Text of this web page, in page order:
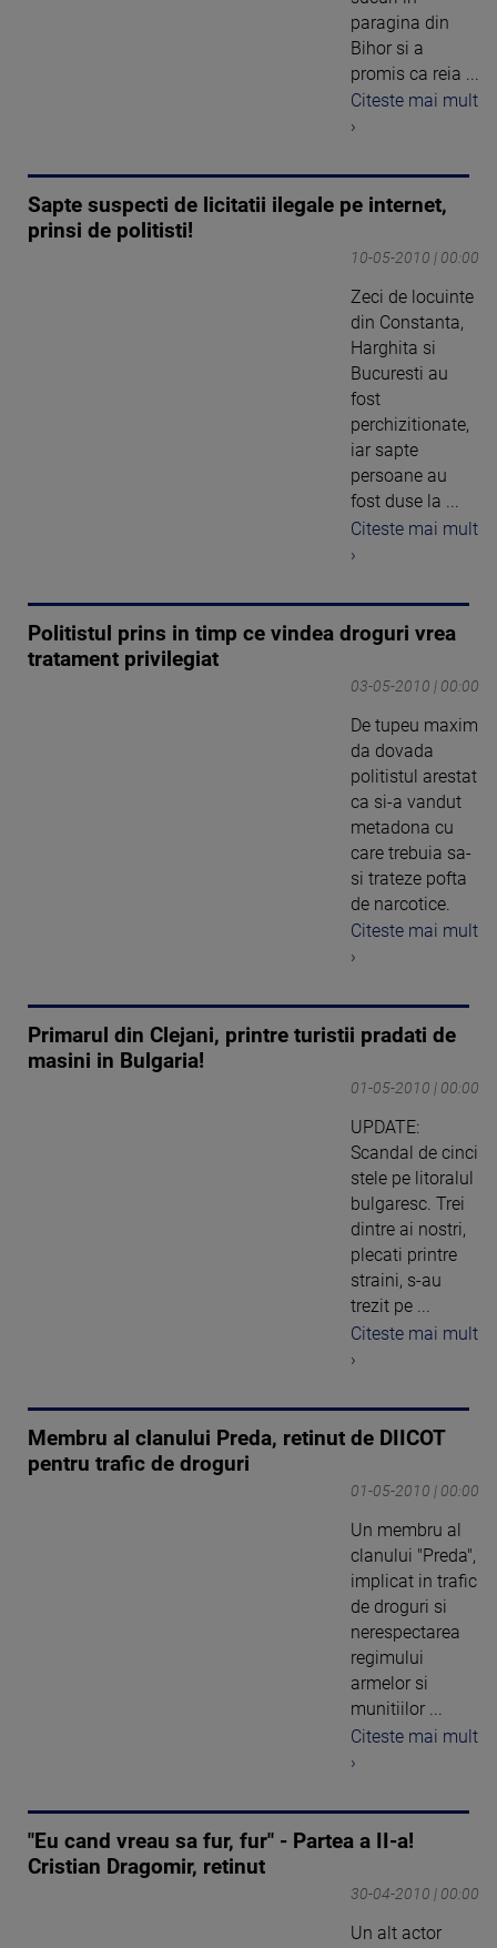
paragina din
Bihor si a
promis ca reia ...
Citeste mai mult
›
Sapte suspecti de licitatii ilegale pe internet,
prinsi de politisti!
10-05-2010 | 00:00
Zeci de locuinte
din Constanta,
Harghita si
Bucuresti au
fost
perchizitionate,
iar sapte
persoane au
fost duse la ...
Citeste mai mult
›
Politistul prins in timp ce vindea droguri vrea
tratament privilegiat
03-05-2010 | 00:00
De tupeu maxim
da dovada
politistul arestat
ca si-a vandut
metadona cu
care trebuia sa-
si trateze pofta
de narcotice.
Citeste mai mult
›
Primarul din Clejani, printre turistii pradati de
masini in Bulgaria!
01-05-2010 | 00:00
UPDATE:
Scandal de cinci
stele pe litoralul
bulgaresc. Trei
dintre ai nostri,
plecati printre
straini, s-au
trezit pe ...
Citeste mai mult
›
Membru al clanului Preda, retinut de DIICOT
pentru trafic de droguri
01-05-2010 | 00:00
Un membru al
clanului "Preda",
implicat in trafic
de droguri si
nerespectarea
regimului
armelor si
munitiilor ...
Citeste mai mult
›
"Eu cand vreau sa fur, fur" - Partea a II-a!
Cristian Dragomir, retinut
30-04-2010 | 00:00
Un alt actor